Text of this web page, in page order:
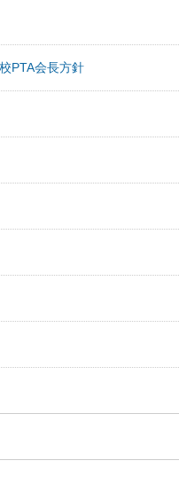
PTA会長方針